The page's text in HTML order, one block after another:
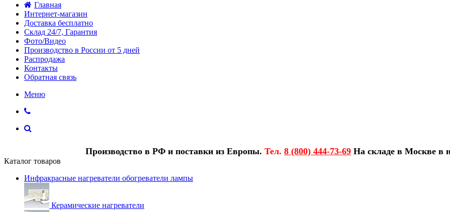
Главная
Интернет-магазин
Доставка бесплатно
Склад 24/7, Гарантия
Фото/Видео
Производство в России от 5 дней
Распродажа
Контакты
Обратная связь
Меню
Производство в РФ и поставки из Европы. Тел. 8 (800) 444-73-69 На складе в Москве в
Каталог товаров
Инфракрасные нагреватели обогреватели лампы
Керамические нагреватели